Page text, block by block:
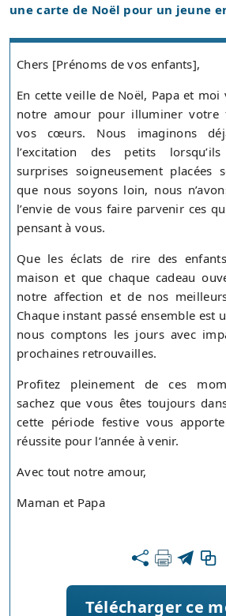
une carte de Noël pour un jeune
Chers [Prénoms de vos enfants],
En cette veille de Noël, Papa et
notre amour pour illuminer votre
vos cœurs. Nous imaginons
l’excitation des petits
surprises soigneusement placées
que nous soyons loin, nous
l’envie de vous faire parvenir ces
pensant à vous.
Que les éclats de rire des
maison et que chaque cadeau
notre affection et de nos
Chaque instant passé ensemble est
nous comptons les jours avec
prochaines retrouvailles.
Profitez pleinement de ces
sachez que vous êtes toujours
cette période festive vous
réussite pour l’année à venir.
Avec tout notre amour,
Maman et Papa
Télécharger ce